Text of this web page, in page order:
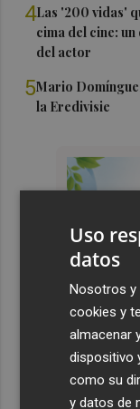
4Las '200 vidas'
cima del cine:
del actor
5Mario
la Eredivisie
Uso
datos
Nosotros
cookies y
almacenar
dispositivo
como su
y datos de